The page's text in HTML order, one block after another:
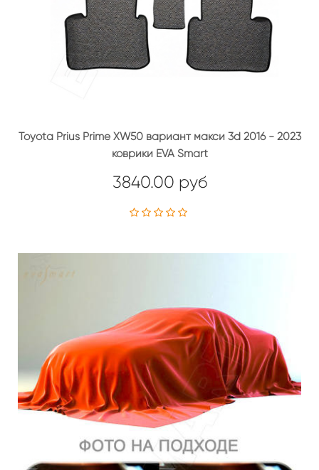
Toyota Prius Prime XW50 вариант макси 3d 2016 - 2023
коврики EVA Smart
3840.00 руб